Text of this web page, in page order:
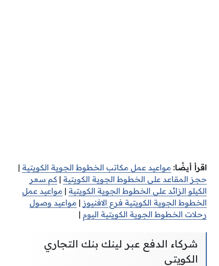
اقرأ أيضًا: مواعيد عمل مكاتب الخطوط الجوية الكويتية |
حجز المقاعد على الخطوط الجوية الكويتية | كم سعر
الكيلو الزائد على الخطوط الجوية الكويتية | مواعيد عمل
الخطوط الجوية الكويتية فرع الافنيوز | مواعيد وصول
رحلات الخطوط الجوية الكويتية اليوم |
شركاء الدفع عبر لينك بنك التجاري
الكويتي